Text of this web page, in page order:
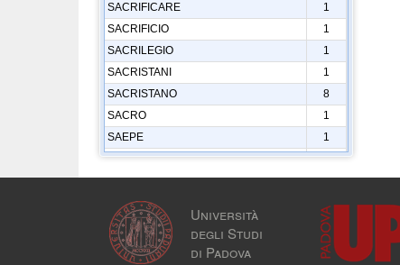
SACRIFICARE
1
SACRIFICIO
1
SACRILEGIO
1
SACRISTANI
1
SACRISTANO
8
SACRO
1
SAEPE
1
SAETTA
1
SAETTE
4
SAGACE
SAGACITÀ
1
SAGGIA
2
Università
degli Studi
di Padova